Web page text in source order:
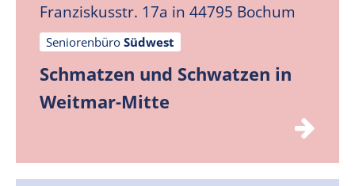
Franziskusstr. 17a in 44795 Bochum
Seniorenbüro Südwest
Schmatzen und Schwatzen in
Weitmar-Mitte